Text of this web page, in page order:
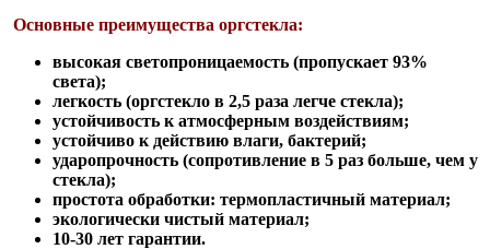
Основные преимущества оргстекла:
высокая светопроницаемость (пропускает 93%
света);
легкость (оргстекло в 2,5 раза легче стекла);
устойчивость к атмосферным воздействиям;
устойчиво к действию влаги, бактерий;
ударопрочность (сопротивление в 5 раз больше, чем у
стекла);
простота обработки: термопластичный материал;
экологически чистый материал;
10-30 лет гарантии.